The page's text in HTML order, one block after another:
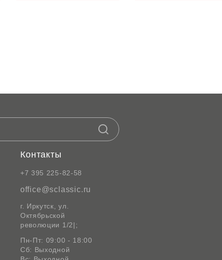
Контакты
+7 395 225-82-58
office@sclassic.ru
г. Иркутск, ул.
Октябрьской
революции 1/2|;
Пн-Пт: 09:00 - 18:00
Сб: Выходной